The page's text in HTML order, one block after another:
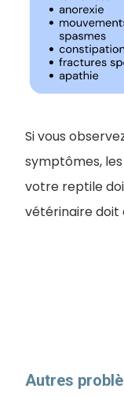
Si vous
symptômes,
votre reptile
vétérinaire
Autres